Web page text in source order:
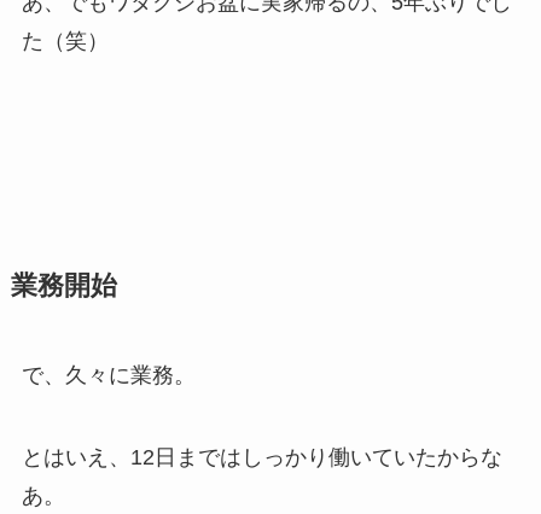
た（笑）
業務開始
で、久々に業務。
とはいえ、12日まではしっかり働いていたからな
あ。